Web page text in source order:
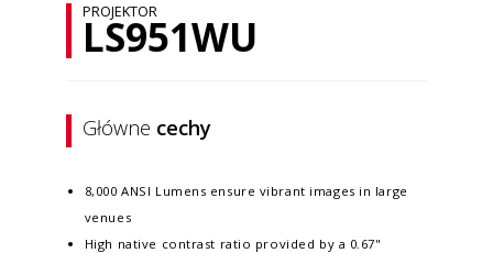
PROJEKTOR
LS951WU
Główne cechy
8,000 ANSI Lumens ensure vibrant images in large
venues
High native contrast ratio provided by a 0.67"